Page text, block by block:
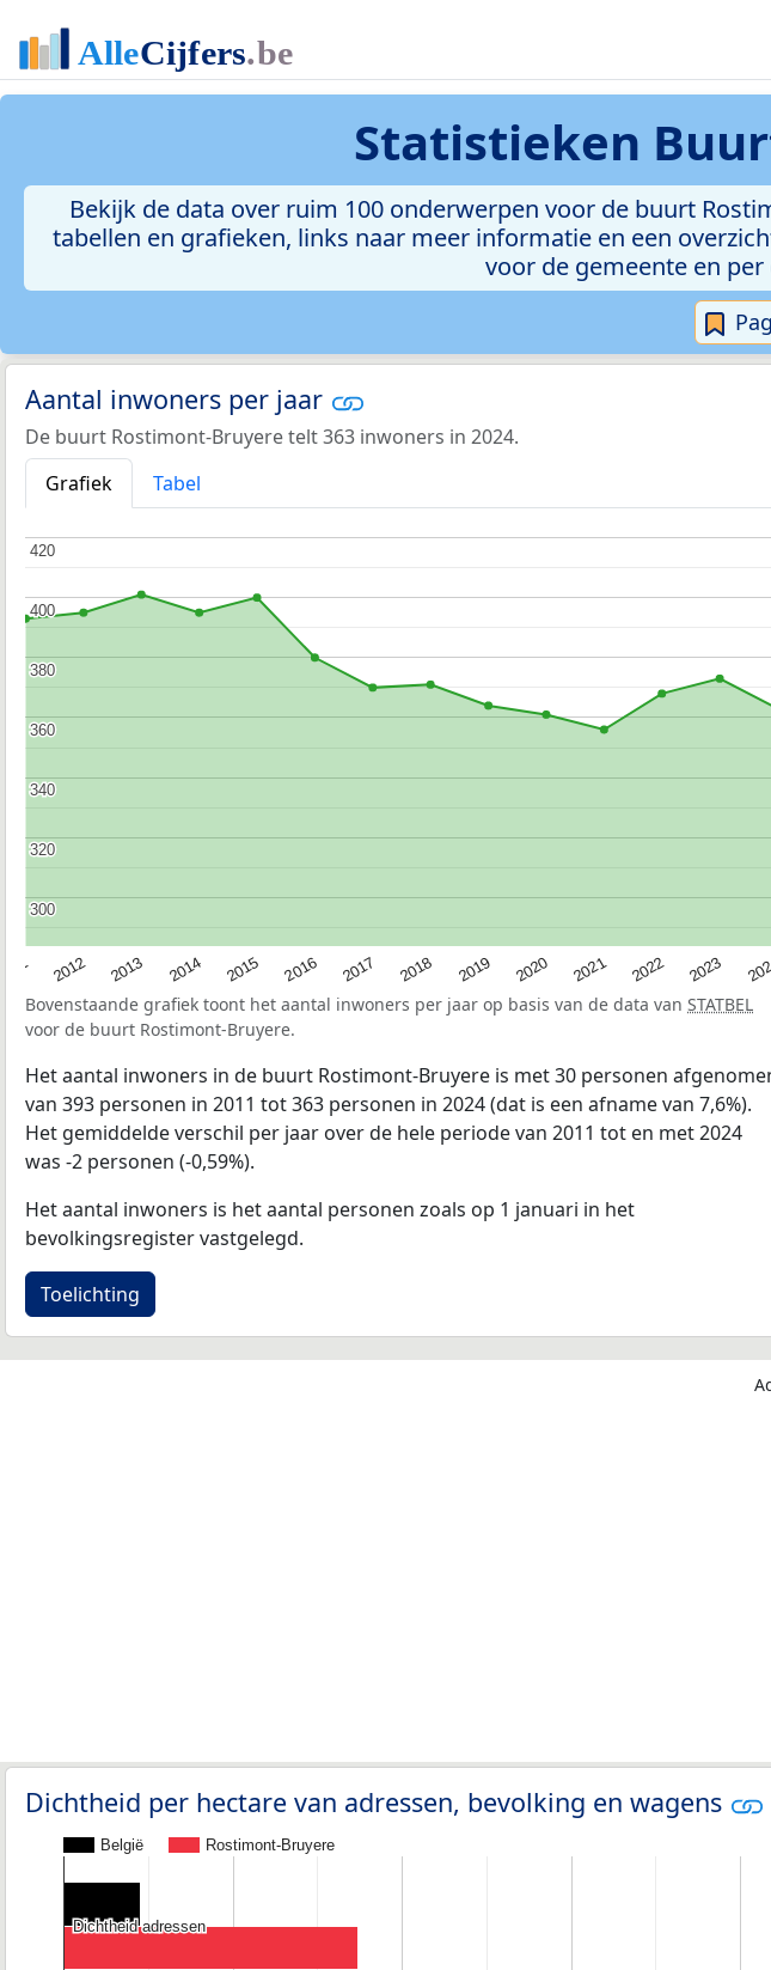
Statistieken
Bekijk de data over ruim 100 onderwerpen voor de buurt
tabellen en grafieken, links naar meer informatie en een
voor de gemeente en
Aantal inwoners per jaar
De buurt Rostimont-Bruyere telt 363 inwoners in 2024.
Grafiek
Tabel
2012 2013 2014 2015 2016 2017 2018 2019 2020 2021 2022 2023
300
300
320
320
340
340
360
360
380
380
400
400
420
420
Bovenstaande grafiek toont het aantal inwoners per jaar op basis van de data van STATBEL
voor de buurt Rostimont-Bruyere.
Het aantal inwoners in de buurt Rostimont-Bruyere is met 30 personen
van 393 personen in 2011 tot 363 personen in 2024 (dat is een afname van 7,6%).
Het gemiddelde verschil per jaar over de hele periode van 2011 tot en met 2024
was -2 personen (-0,59%).
Het aantal inwoners is het aantal personen zoals op 1 januari in het
bevolkingsregister vastgelegd.
Toelichting
Dichtheid per hectare van adressen, bevolking en wagens
België Rostimont-Bruyere
Dichtheid adressen
Dichtheid adressen